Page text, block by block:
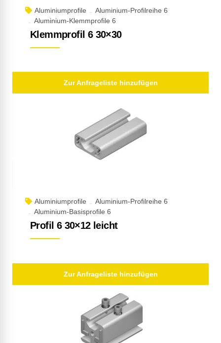
Aluminiumprofile
Aluminium-Profilreihe 6
Aluminium-Klemmprofile 6
Klemmprofil 6 30×30
Zur Anfrageliste hinzufügen
Aluminiumprofile
Aluminium-Profilreihe 6
Aluminium-Basisprofile 6
Profil 6 30×12 leicht
Zur Anfrageliste hinzufügen